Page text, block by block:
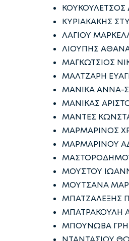
ΚΟΥΚΟΥΛΕΤΣΟΣ
ΚΥΡΙΑΚΑΚΗΣ
ΛΑΓΙΟΥ
ΛΙΟΥΠΗΣ
ΜΑΓΚΩΤΣΙΟΣ
ΜΑΛΤΖΑΡΗ
ΜΑΝΙΚΑ ΑΝΝΑ-
ΜΑΝΙΚΑΣ
ΜΑΝΤΕΣ
ΜΑΡΜΑΡΙΝΟΣ
ΜΑΡΜΑΡΙΝΟΥ
ΜΟΥΣΤΟΥ
ΜΟΥΤΣΑΝΑ
ΜΠΑΤΖΑΛΕΞΗΣ
ΜΠΑΤΡΑΚΟΥΛΗ
ΜΠΟΥΝΩΒΑ